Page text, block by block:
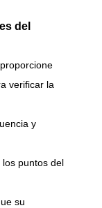
del
verificar la
y
puntos del
su